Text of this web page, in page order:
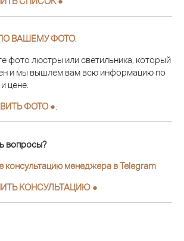
ВАШЕМУ ФОТО
фото люстры или светильника, который
и мы вышлем вам всю информацию по
цене.
ФОТО ●
вопросы?
консультацию менеджера в Telegram
КОНСУЛЬТАЦИЮ ●